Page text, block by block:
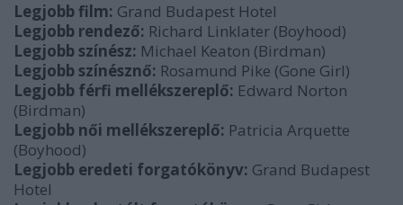
Legjobb film: Grand Budapest Hotel
Legjobb rendező: Richard Linklater (Boyhood)
Legjobb színész: Michael Keaton (Birdman)
Legjobb színésznő: Rosamund Pike (Gone Girl)
Legjobb férfi mellékszereplő: Edward Norton
(Birdman)
Legjobb női mellékszereplő: Patricia Arquette
(Boyhood)
Legjobb eredeti forgatókönyv: Grand Budapest
Hotel